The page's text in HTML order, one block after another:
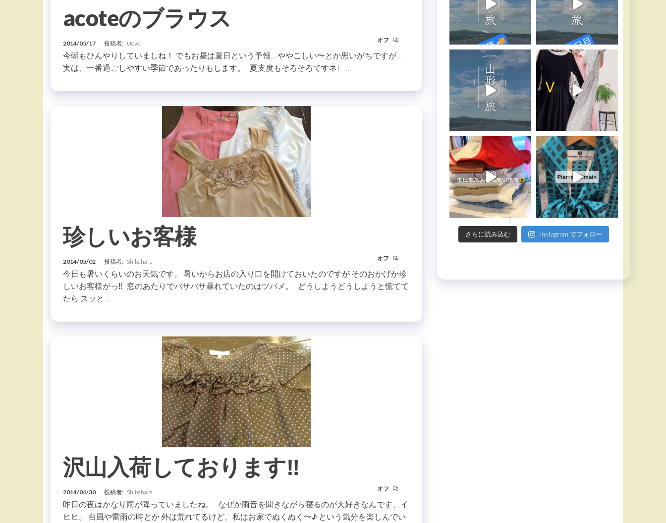
acoteのブラウス
2014/05/17 投稿者: Uovo オフ
今朝もひんやりしていましね！ でもお昼は夏日という予報… ややこしい〜とか思いがちですが…
実は、一番過ごしやすい季節であったりもします。 夏支度もそろそろですネ! …
珍しいお客様
2014/05/02 投稿者: Shibahara オフ
今日も暑いくらいのお天気です。 暑いからお店の入り口を開けておいたのですが そのおかげか珍
しいお客様がっ‼ 窓のあたりでバサバサ暴れていたのはツバメ。 どうしようどうしようと慌てて
たら スッと…
沢山入荷しております‼
2014/04/30 投稿者: Shibahara オフ
昨日の夜はかなり雨が降っていましたね。 なぜか雨音を聞きながら寝るのが大好きなんです、イ
ヒヒ。 台風や雷雨の時とか 外は荒れてるけど、私はお家でぬくぬく〜♪ という気分を楽しんでい
さらに読み込む Instagram でフォロー